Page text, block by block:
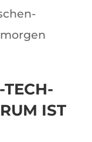
IST